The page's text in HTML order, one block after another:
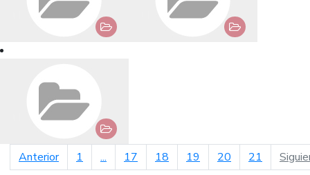
Anteriorpágina anterior
1 ... 17 18 19 20 21